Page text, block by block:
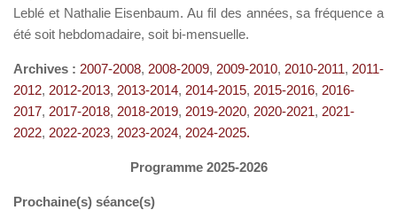
Leblé et Nathalie Eisenbaum. Au fil des années, sa fréquence a
été soit hebdomadaire, soit bi-mensuelle.
Archives : 2007-2008, 2008-2009, 2009-2010, 2010-2011, 2011-
2012, 2012-2013, 2013-2014, 2014-2015, 2015-2016, 2016-
2017, 2017-2018, 2018-2019, 2019-2020, 2020-2021, 2021-
2022, 2022-2023, 2023-2024, 2024-2025.
Programme 2025-2026
Prochaine(s) séance(s)